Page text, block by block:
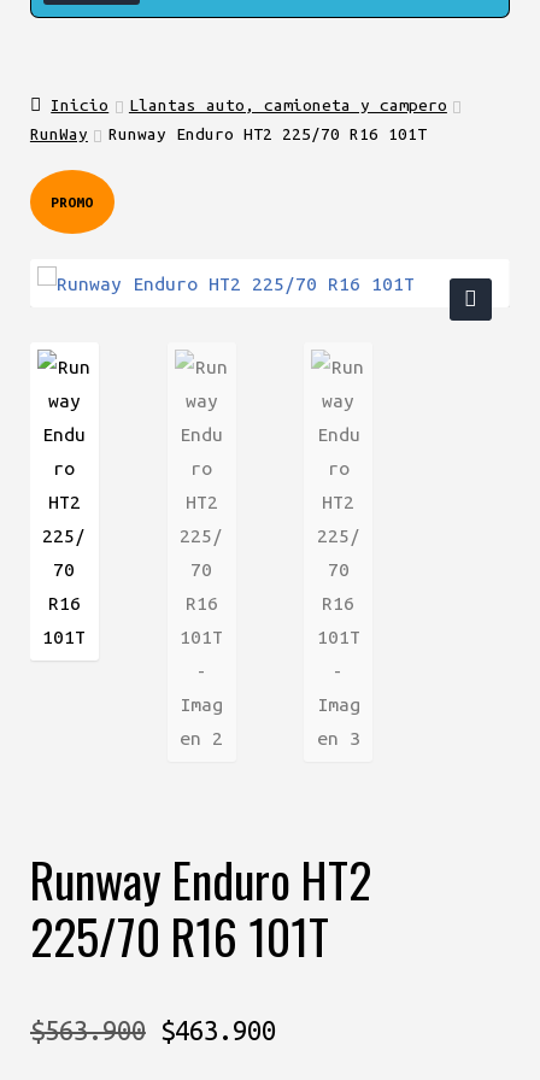
Inicio
Llantas auto, camioneta y campero
RunWay
Runway Enduro HT2 225/70 R16 101T
PROMO
Runway Enduro HT2
225/70 R16 101T
$563.900 El
$463.900El